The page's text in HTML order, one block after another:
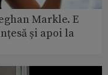
Markle. E
și apoi la